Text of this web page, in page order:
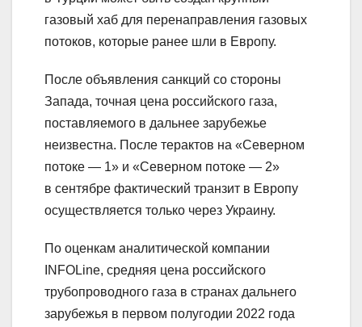
газовый хаб для перенаправления газовых
потоков, которые ранее шли в Европу.
После объявления санкций со стороны
Запада, точная цена российского газа,
поставляемого в дальнее зарубежье
неизвестна. После терактов на «Северном
потоке — 1» и «Северном потоке — 2»
в сентябре фактический транзит в Европу
осуществляется только через Украину.
По оценкам аналитической компании
INFOLine, средняя цена российского
трубопроводного газа в странах дальнего
зарубежья в первом полугодии 2022 года